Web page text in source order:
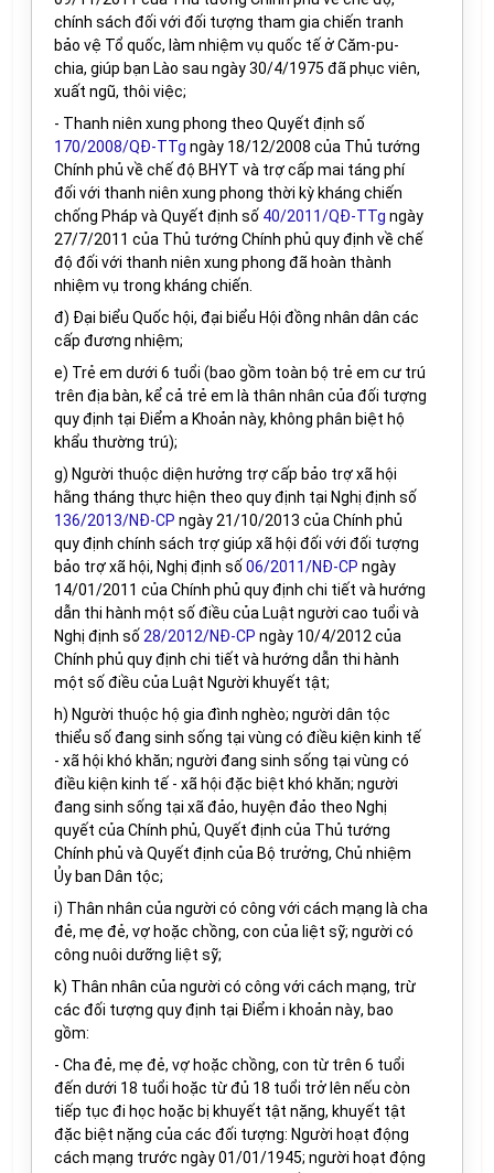
chính sách đối với đối tượng tham gia chiến tranh
bảo vệ Tổ quốc, làm nhiệm vụ quốc tế ở Căm-pu-
chia, giúp bạn Lào sau ngày 30/4/1975 đã phục viên,
xuất ngũ, thôi việc;
- Thanh niên xung phong theo Quyết định số
170/2008/QĐ-TTg ngày 18/12/2008 của Thủ tướng
Chính phủ về chế độ BHYT và trợ cấp mai táng phí
đối với thanh niên xung phong thời kỳ kháng chiến
chống Pháp và Quyết định số 40/2011/QĐ-TTg ngày
27/7/2011 của Thủ tướng Chính phủ quy định về chế
độ đối với thanh niên xung phong đã hoàn thành
nhiệm vụ trong kháng chiến
đ) Đại biểu Quốc hội, đại biểu Hội đồng nhân dân các
cấp đương nhiệm;
e) Trẻ em dưới 6 tuổi (bao gồm toàn bộ trẻ em cư trú
trên địa bàn, kể cả trẻ em là thân nhân của đối tượng
quy định tại Điểm a Khoản này, không phân biệt hộ
khẩu thường trú);
g) Người thuộc diện hưởng trợ cấp bảo trợ xã hội
hằng tháng thực hiện theo quy định tại Nghị định số
136/2013/NĐ-CP ngày 21/10/2013 của Chính phủ
quy định chính sách trợ giúp xã hội đối với đối tượng
bảo trợ xã hội, Nghị định số 06/2011/NĐ-CP ngày
14/01/2011 của Chính phủ quy định chi tiết và hướng
dẫn thi hành một số điều của Luật người cao tuổi và
Nghị định số 28/2012/NĐ-CP ngày 10/4/2012 của
Chính phủ quy định chi tiết và hướng dẫn thi hành
một số điều của Luật Người khuyết tật;
h) Người thuộc hộ gia đình nghèo; người dân tộc
thiểu số đang sinh sống tại vùng có điều kiện kinh tế
- xã hội khó khăn; người đang sinh sống tại vùng có
điều kiện kinh tế - xã hội đặc biệt khó khăn; người
đang sinh sống tại xã đảo, huyện đảo theo Nghị
quyết của Chính phủ, Quyết định của Thủ tướng
Chính phủ và Quyết định của Bộ trưởng, Chủ nhiệm
Ủy ban Dân tộc;
i) Thân nhân của người có công với cách mạng là cha
đẻ, mẹ đẻ, vợ hoặc chồng, con của liệt sỹ; người có
công nuôi dưỡng liệt sỹ;
k) Thân nhân của người có công với cách mạng, trừ
các đối tượng quy định tại Điểm i khoản này, bao
gồm:
- Cha đẻ, mẹ đẻ, vợ hoặc chồng, con từ trên 6 tuổi
đến dưới 18 tuổi hoặc từ đủ 18 tuổi trở lên nếu còn
tiếp tục đi học hoặc bị khuyết tật nặng, khuyết tật
đặc biệt nặng của các đối tượng: Người hoạt động
cách mạng trước ngày 01/01/1945; người hoạt động